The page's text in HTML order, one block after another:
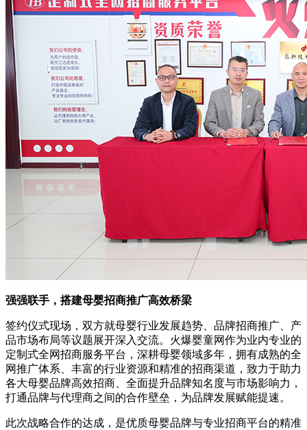
强强联手，搭建母婴招商推广高效桥梁
签约仪式现场，双方就母婴行业发展趋势、品牌招商推广、产
品市场布局等议题展开深入交流。火爆婴童网作为业内专业的
定制式全网招商服务平台，深耕母婴领域多年，拥有成熟的全
网推广体系、丰富的行业资源和精准的招商渠道，致力于助力
各大母婴品牌高效招商、全面提升品牌知名度与市场影响力，
打通品牌与代理商之间的合作壁垒，为品牌发展赋能提速。
此次战略合作的达成，是优质母婴品牌与专业招商平台的精准